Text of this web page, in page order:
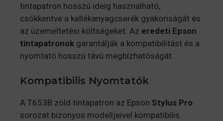
tintapatron hosszú ideig használható,
csökkentve a kellékanyagcserék gyakoriságát és
az üzemeltetési költségeket. Az eredeti Epson
tintapatronok garantálják a kompatibilitást és a
nyomtató hosszú távú megbízhatóságát.
Kompatibilis Nyomtatók
A T653B zöld tintapatron az Epson Stylus Pro
sorozat bizonyos modelljeivel kompatibilis.